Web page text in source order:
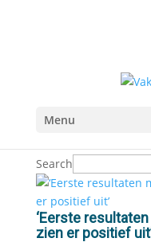
Menu
Search
‘Eerste
zien er positief